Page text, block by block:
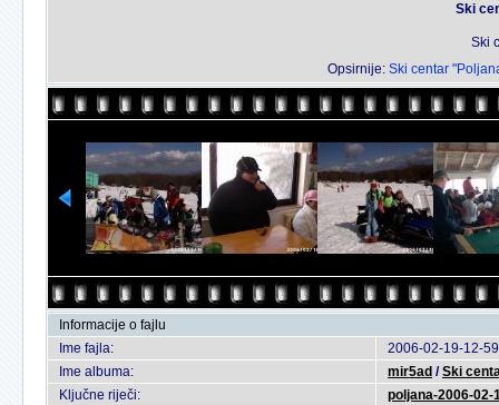
Ski
Ski
Opsirnije: Ski centar
Informacije o fajlu
Ime fajla:
2006-02-19-12-
Ime albuma:
mir5ad /Ski
Ključne riječi:
poljana-2006-02-